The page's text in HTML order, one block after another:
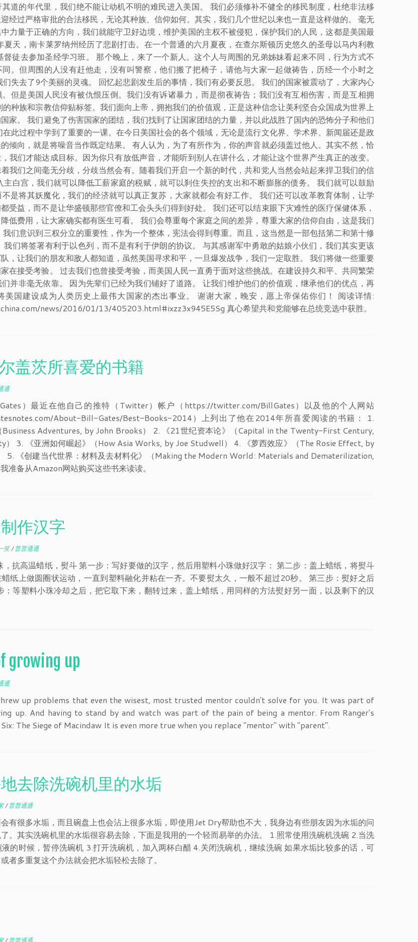
道的年代里，我们绝不能让动机不明的难民进入美国。 我们必须修补不健全的移民制度，杜绝非法移
经过严格审批的合法移民，无论其种族、信仰如何。其实，我们几个世纪以来也一直是这样做的。 毫无
力量于正确的方向，我们就能守卫好边境，维护美国的主权不被侵犯，保护我们的人民，这都是美国最
夏天，南卡莱罗纳州经历了悲剧打击。在一个普通的六月夏夜，在查尔斯顿历史悠久的圣母以马内利教
徒去参加圣经学习班。 那个晚上，来了一个新人。这个人与周围的兄弟姊妹看起来不同，行为方式不
。但周围的人没有赶他走，没有叫警察，他们搬了把椅子，请他与大家一起做祷告，历经一个小时之
们失去了9个美丽的灵魂。 回忆起悲剧发生后的事情，我们有必要反思。 我们的国家被震动了，大家内心
但是美国人民没有被仇恨压倒。我们没有诉诸暴力，而是彻夜祷告；我们没有互相伤害，而是互相拥
种族和宗教信仰贴标签。我们面向上帝，拥抱我们的价值观，正是这种信念让美利坚合众国成为世界上
家。 我们避免了伤害国家的团结，我们找到了让国家团结的力量，并以此战胜了国内的恐怖分子和他们
在此过程中学到了重要的一课。在今日美国社会的各个领域，无论是流行文化界、学术界、新闻届还是政
倾向，就是将噪音当作既定结果。 有人认为，为了有所作为，你的声音就必须盖过他人。其实不然，恰
我们才能达成目标。因为你只有放低声音，才能听到别人在讲什么，才能让这个世界产生真正的改变。
我们之间毫无分歧，分歧当然会有。随着我们开启一个新的时代，共和党人当然会站起来捍卫我们的信
主白宫，我们就可以降低工薪家庭的税赋，就可以刹住失控的支出和不断膨胀的债务。 我们就可以鼓励
是将其妖魔化，我们的经济就可以真正复苏，大家就都会有好工作。 我们还可以改革教育体制，让学
受益，而不是让华盛顿那些官僚和工会头头们得到好处。 我们还可以结束眼下灾难性的医疗保健体系，
低费用，让大家确实都有医生可看。 我们会尊重每个家庭之间的差异，尊重大家的信仰自由，这是我们
我们意识到三权分立的重要性，作为一个整体，宪法会得到尊重。而且，这当然是一部包括第二和第十修
我们将签署有利于以色列，而不是有利于伊朗的协议。 与其感谢军中勇敢的姑娘小伙们，我们其实更该
，让我们的朋友和敌人都知道，虽然美国寻求和平，一旦爆发战争，我们一定取胜。 我们将做一些重要
在接受考验。 过去我们也曾接受考验，而美国人民一直勇于面对这些挑战。在建设持久和平、共同繁荣
并非毫无依靠。 因为先辈们已经为我们铺好了道路。 让我们维护他们的价值观，继承他们的优点，再
美国建设成为人类历史上最伟大国家的杰出事业。 谢谢大家，晚安，愿上帝保佑你们！ 阅读详情:
news/2016/01/13/405203.html#ixzz3x945E5Sg 真心希望共和党能够在总统竞选中获胜。
盖茨所喜爱的书籍
通
）最近在他自己的推特（Twitter）帐户（https://twitter.com/BillGates）以及他的个人网站
About-Bill-Gates/Best-Books-2014）上列出了他在2014年所喜爱阅读的书籍： 1.
Business Adventures, by John Brooks） 2. 《21世纪资本论》（Capital in the Twenty-First Century,
） 3. 《亚洲如何崛起》（How Asia Works, by Joe Studwell） 4. 《萝西效应》（The Rosie Effect, by
5. 《创建当代世界：材料及去材料化》（Making the Modern World: Materials and Dematerilization,
准备从Amazon网站购买这些书来读读。
作汉字
笑/普普通通
，抗高温蜡纸，熨斗 第一步：写好要做的汉字，然后用塑料小珠做好汉字： 第二步：盖上蜡纸，将熨斗
纸上做圆圈状运动，一直到塑料融化并粘在一齐。不要熨太久，一般不超过20秒。 第三步：熨好之后
：等塑料小珠冷却之后，把它取下来，翻转过来，盖上蜡纸，用同样的方法熨好另一面，以及剩下的汉
growing up
通
up problems that even the wisest, most trusted mentor couldn't solve for you. It was part of
up. And having to stand by and watch was part of the pain of being a mentor. From Ranger's
The Siege of Macindaw It is even more true when you replace "mentor" with "parent".
去除洗碗机里的水垢
/普普通通
有很多水垢，而且碗盘上也会沾上很多水垢，即使用Jet Dry帮助也不大，我身边有些朋友因为水垢的问
。其实洗碗机里的水垢很容易去除，下面是我用的一个轻而易举的办法。 1.照常使用洗碗机洗碗 2.当洗
的时候，暂停洗碗机 3.打开洗碗机，加入两杯白醋 4.关闭洗碗机，继续洗碗 如果水垢比较多的话，可
者多重复这个办法就会把水垢轻松去除了。
/普普通通